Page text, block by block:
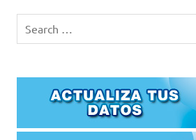
for: